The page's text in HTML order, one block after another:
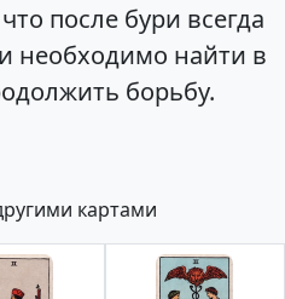
после бури всегда
необходимо найти в
борьбу.
картами